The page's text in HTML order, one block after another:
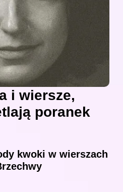
i wiersze,
poranek
kwoki w wierszach